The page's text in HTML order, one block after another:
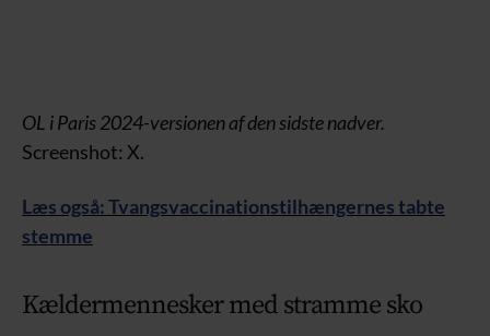
OL i Paris 2024-versionen af den sidste nadver.
Screenshot: X.
Læs også: Tvangsvaccinationstilhængernes tabte
stemme
Kældermennesker med stramme sko